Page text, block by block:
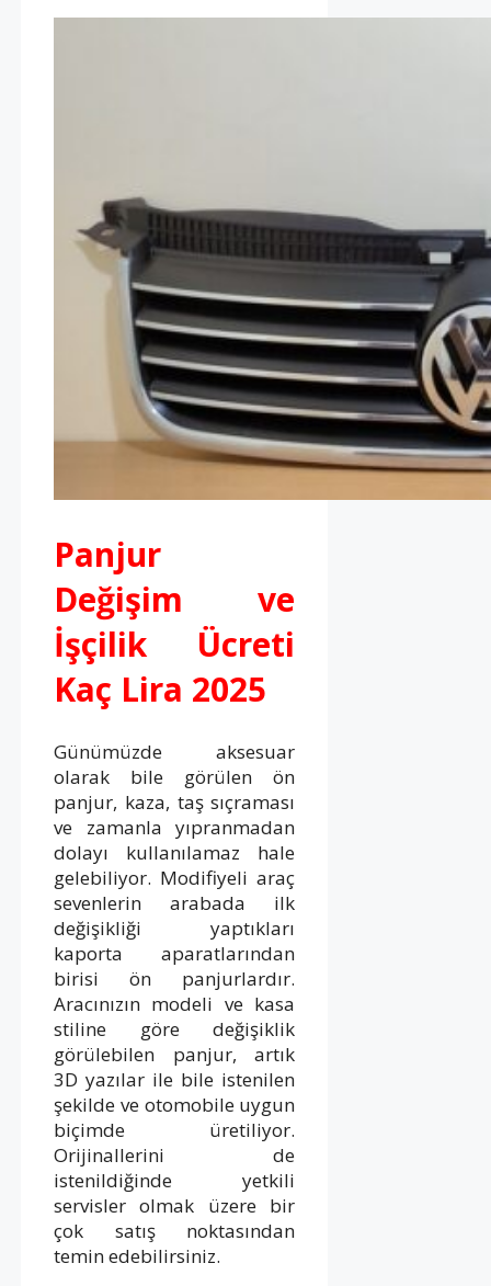
Panjur
Değişim ve
İşçilik Ücreti
Kaç Lira 2025
Günümüzde aksesuar
olarak bile görülen ön
panjur, kaza, taş sıçraması
ve zamanla yıpranmadan
dolayı kullanılamaz hale
gelebiliyor. Modifiyeli araç
sevenlerin arabada ilk
değişikliği yaptıkları
kaporta aparatlarından
birisi ön panjurlardır.
Aracınızın modeli ve kasa
stiline göre değişiklik
görülebilen panjur, artık
3D yazılar ile bile istenilen
şekilde ve otomobile uygun
biçimde üretiliyor.
Orijinallerini de
istenildiğinde yetkili
servisler olmak üzere bir
çok satış noktasından
temin edebilirsiniz.